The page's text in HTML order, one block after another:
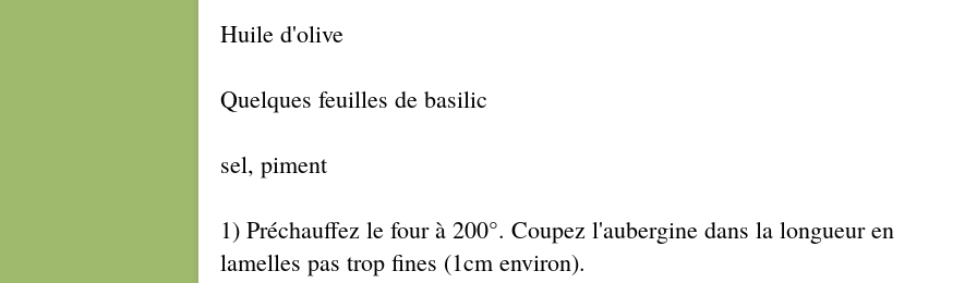
Huile d'olive
Quelques feuilles de basilic
sel, piment
1) Préchauffez le four à 200°. Coupez l'aubergine dans la longueur en
lamelles pas trop fines (1cm environ).